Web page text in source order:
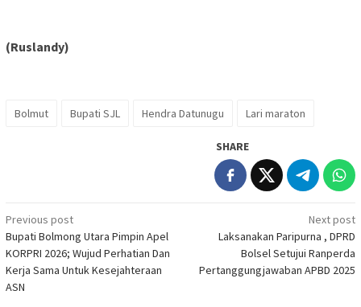
(Ruslandy)
Bolmut Bupati SJL Hendra Datunugu Lari maraton
SHARE
Post
navigation
Previous post
Bupati Bolmong Utara Pimpin Apel
KORPRI 2026; Wujud Perhatian Dan
Kerja Sama Untuk Kesejahteraan
ASN
Next post
Laksanakan Paripurna , DPRD
Bolsel Setujui Ranperda
Pertanggungjawaban APBD 2025